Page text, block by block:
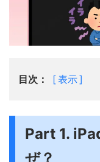
目次： 表示
Part 1.
ぜ？